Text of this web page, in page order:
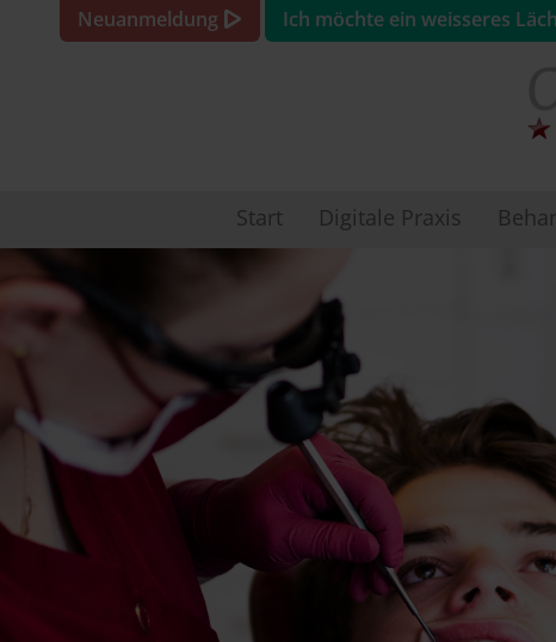
Neuanmeldung Ich möchte ein weisseres
Start Digitale Praxis